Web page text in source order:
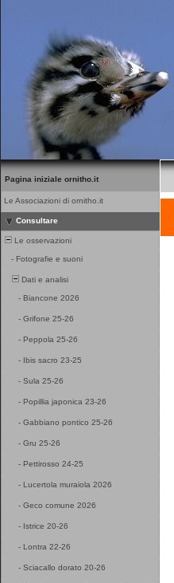
Pagina iniziale ornitho.it
Le Associazioni di ornitho.it
Consultare
Le osservazioni
- Fotografie e suoni
Dati e analisi
- Biancone 2026
- Grifone 25-26
- Peppola 25-26
- Ibis sacro 23-25
- Sula 25-26
- Popillia japonica 23-26
- Gabbiano pontico 25-26
- Gru 25-26
- Pettirosso 24-25
- Lucertola muraiola 2026
- Geco comune 2026
- Istrice 20-26
- Lontra 22-26
- Sciacallo dorato 20-26